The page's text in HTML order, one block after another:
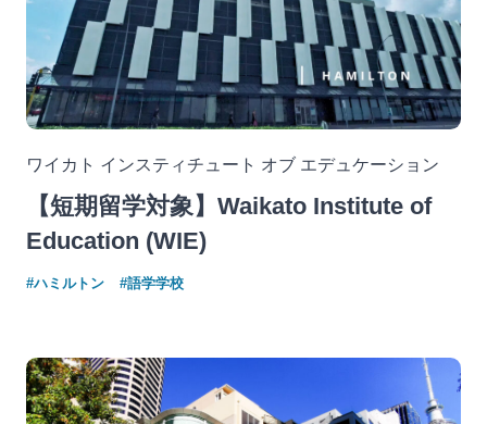
ワイカト インスティチュート オブ エデュケーション
【短期留学対象】Waikato Institute of
Education (WIE)
#ハミルトン #語学学校